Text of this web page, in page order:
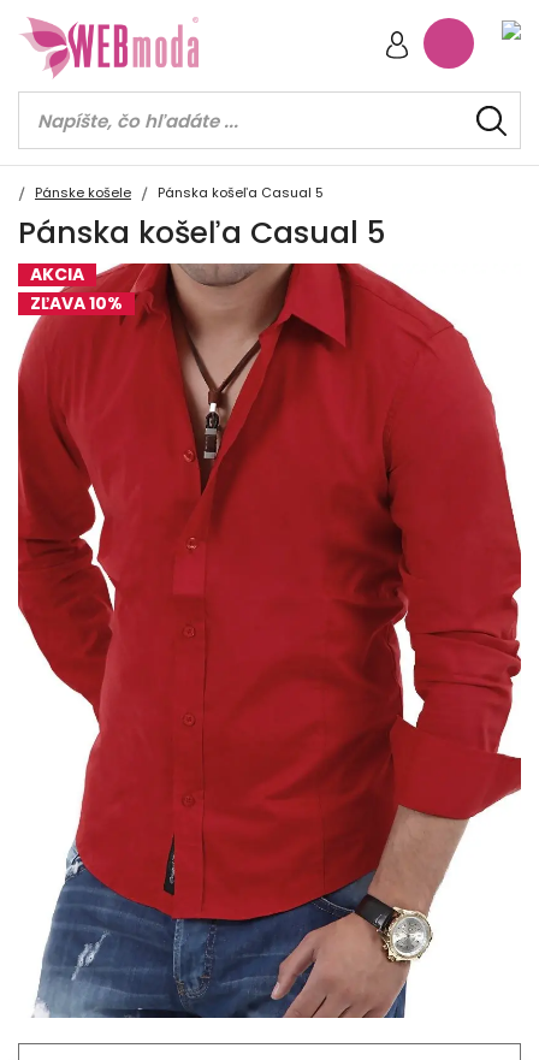
Pánske košele Pánska košeľa Casual 5
Pánska košeľa Casual 5
AKCIA
ZĽAVA 10%